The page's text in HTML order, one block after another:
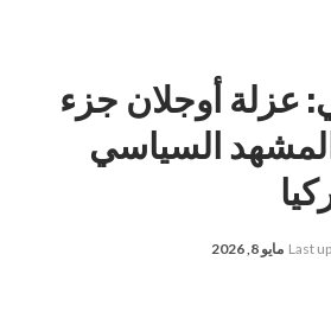
أوجلان جزء
السياسي
Last مايو 8, 2026